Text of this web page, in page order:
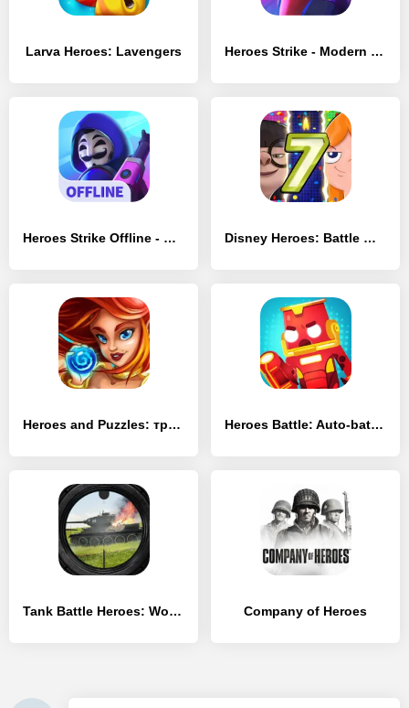
Larva Heroes: Lavengers Heroes Strike - Modern Moba & Battle Royale
Heroes Strike Offline - MOBA & Battle Royale Disney Heroes: Battle Mode
Heroes and Puzzles: три в ряд РПГ Heroes Battle: Auto-battler RPG
Tank Battle Heroes: World War Company of Heroes